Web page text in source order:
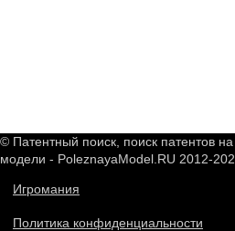
© Патентный поиск, поиск патентов
модели - PoleznayaModel.RU 2012-
Игромания
Политика конфиденциальности